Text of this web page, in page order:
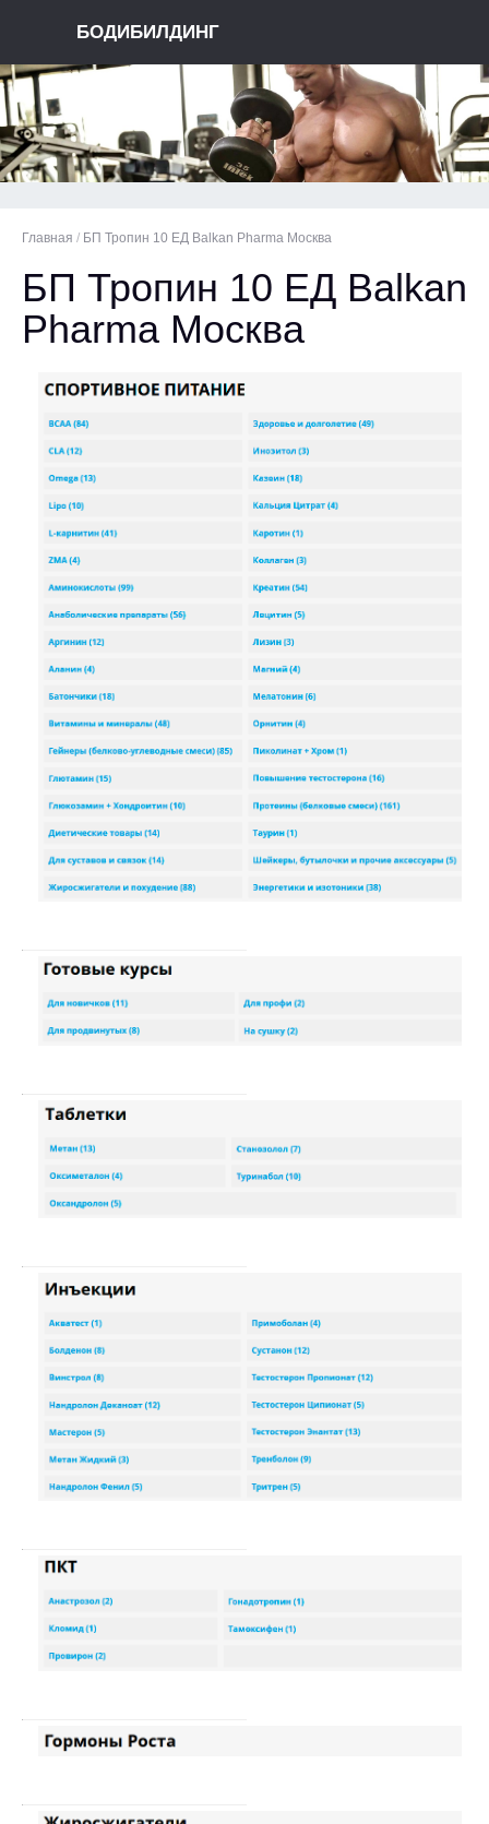
БОДИБИЛДИНГ
Главная / БП Тропин 10 ЕД Balkan Pharma Москва
БП Тропин 10 ЕД Balkan
Pharma Москва